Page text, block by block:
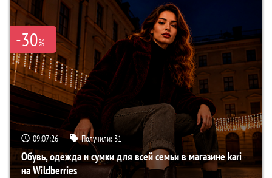
-30%
09:07:25 Получили: 31
Обувь, одежда и сумки для всей семьи в магазине kari
на Wildberries